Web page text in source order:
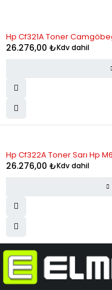
Hp Cf321A Toner
26.276,00 ₺Kdv dahil
Hp Cf322A Toner Sarı Hp
26.276,00 ₺Kdv dahil